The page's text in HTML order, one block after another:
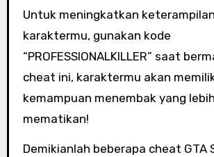
Untuk meningkatkan
karaktermu, gunakan kode
“PROFESSIONALKILLER” saat
cheat ini, karaktermu akan
kemampuan menembak yang
mematikan!
Demikianlah beberapa cheat GTA